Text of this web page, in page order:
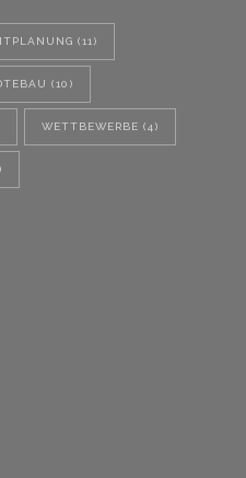
(11)
(10)
WETTBEWERBE (4)